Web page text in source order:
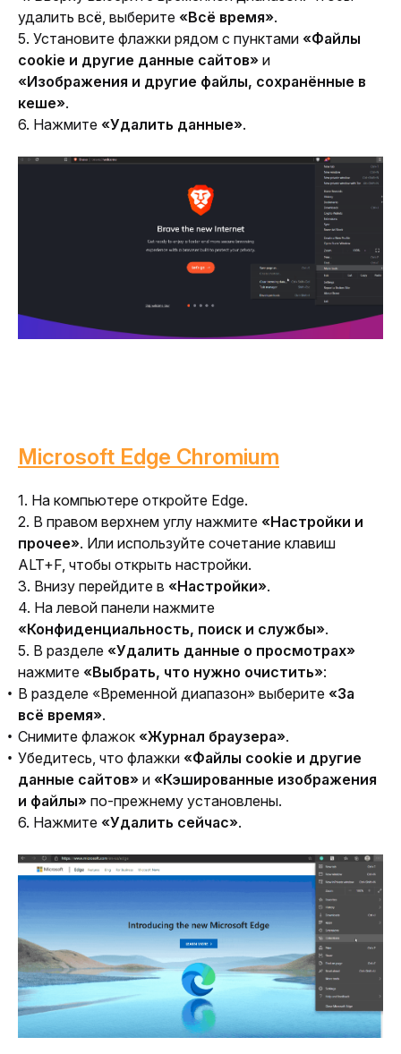
удалить всё, выберите «Всё время».
5. Установите флажки рядом с пунктами «Файлы
cookie и другие данные сайтов»
«Изображения и другие файлы, сохранённые в
кеше».
6. Нажмите «Удалить данные».
Microsoft Edge Chromium
1. На компьютере откройте Edge.
2. В правом верхнем углу нажмите «Настройки и
прочее». Или используйте сочетание клавиш
ALT+F, чтобы открыть настройки.
3. Внизу перейдите в «Настройки».
«Конфиденциальность, поиск и службы».
5. В разделе «Удалить данные о просмотрах»
нажмите «Выбрать, что нужно очистить»:
В разделе «Временной диапазон» выберите «За
всё время».
Снимите флажок «Журнал браузера».
Убедитесь, что флажки «Файлы cookie и другие
данные сайтов» и «Кэшированные изображения
и файлы» по-прежнему установлены.
6. Нажмите «Удалить сейчас».